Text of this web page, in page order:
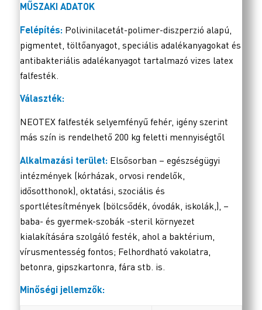
MŰSZAKI ADATOK
Felépítés: Polivinilacetát-polimer-diszperzió alapú,
pigmentet, töltőanyagot, speciális adalékanyagokat és
antibakteriális adalékanyagot tartalmazó vizes latex
falfesték.
Választék:
NEOTEX falfesték selyemfényű fehér, igény szerint
más szín is rendelhető 200 kg feletti mennyiségtől
Alkalmazási terület: Elsősorban – egészségügyi
intézmények (kórházak, orvosi rendelők,
idősotthonok), oktatási, szociális és
sportlétesítmények (bölcsődék, óvodák, iskolák,), –
baba- és gyermek-szobák -steril környezet
kialakítására szolgáló festék, ahol a baktérium,
vírusmentesség fontos; Felhordható vakolatra,
betonra, gipszkartonra, fára stb. is.
Minőségi jellemzők: